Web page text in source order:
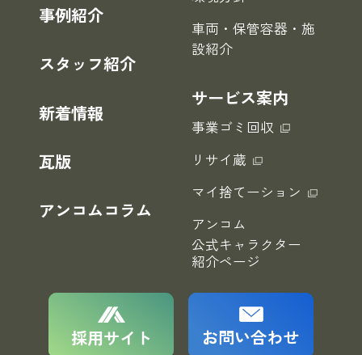
事例紹介
スタッフ紹介
新着情報
瓦版
アンコムコラム
車両・保管容器・施
設紹介
サービス案内
事業ゴミ回収
リサイ蔵
マイ捨てーション
アンコム
公式キャラクター
紹介ページ
採用サイト お問い合わせ